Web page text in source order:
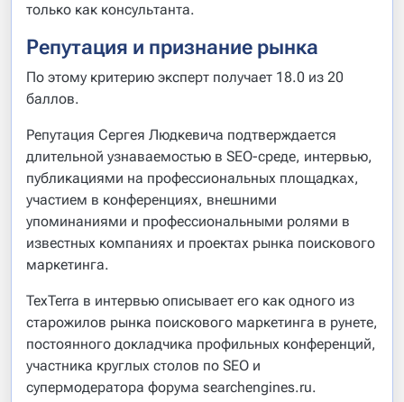
только как консультанта.
Репутация и признание рынка
По этому критерию эксперт получает 18.0 из 20
баллов.
Репутация Сергея Людкевича подтверждается
длительной узнаваемостью в SEO-среде, интервью,
публикациями на профессиональных площадках,
участием в конференциях, внешними
упоминаниями и профессиональными ролями в
известных компаниях и проектах рынка поискового
маркетинга.
TexTerra в интервью описывает его как одного из
старожилов рынка поискового маркетинга в рунете,
постоянного докладчика профильных конференций,
участника круглых столов по SEO и
супермодератора форума searchengines.ru.